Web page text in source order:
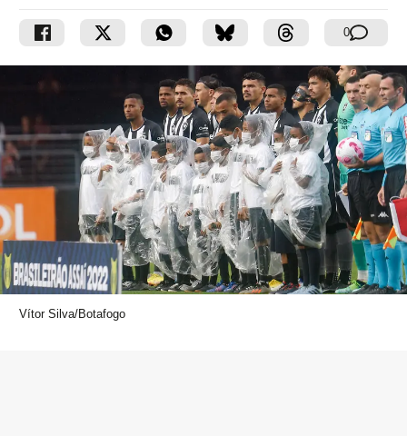
0
Vítor Silva/Botafogo